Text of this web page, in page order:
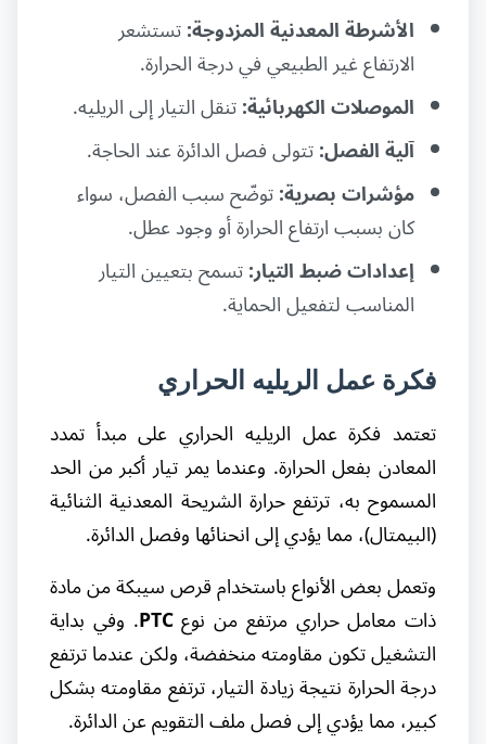
الأشرطة المعدنية المزدوجة:تستشعر
الارتفاع غير الطبيعي في درجة الحرارة.
الموصلات الكهربائية:تنقل التيار إلى الريليه.
آلية الفصل:تتولى فصل الدائرة عند الحاجة.
مؤشرات بصرية:توضّح سبب الفصل، سواء
كان بسبب ارتفاع الحرارة أو وجود عطل.
إعدادات ضبط التيار:تسمح بتعيين التيار
المناسب لتفعيل الحماية.
فكرة عمل الريليه الحراري
تعتمد فكرة عمل الريليه الحراري على مبدأ تمدد
المعادن بفعل الحرارة. وعندما يمر تيار أكبر من الحد
المسموح به، ترتفع حرارة الشريحة المعدنية الثنائية
(البيمتال)، مما يؤدي إلى انحنائها وفصل الدائرة.
وتعمل بعض الأنواع باستخدام قرص سيبكة من مادة
ذات معامل حراري مرتفع من نوعPTC. وفي بداية
التشغيل تكون مقاومته منخفضة، ولكن عندما ترتفع
درجة الحرارة نتيجة زيادة التيار، ترتفع مقاومته بشكل
كبير، مما يؤدي إلى فصل ملف التقويم عن الدائرة.